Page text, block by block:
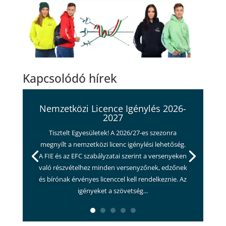
Kapcsolódó hírek
Nemzetközi Licence Igénylés 2026-
2027
Tisztelt Egyesületek! A 2026/27-es szezonra
megnyílt a nemzetközi licenc igénylési lehetőség.
A FIE és az EFC szabályzatai szerint a versenyeken
való részvételhez minden versenyzőnek, edzőnek
és bírónak érvényes licenccel kell rendelkeznie. Az
igényeket a szövetség...